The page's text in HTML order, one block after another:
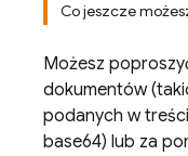
Co jeszcze
Możesz
dokumentów
podanych w
base64) lub za